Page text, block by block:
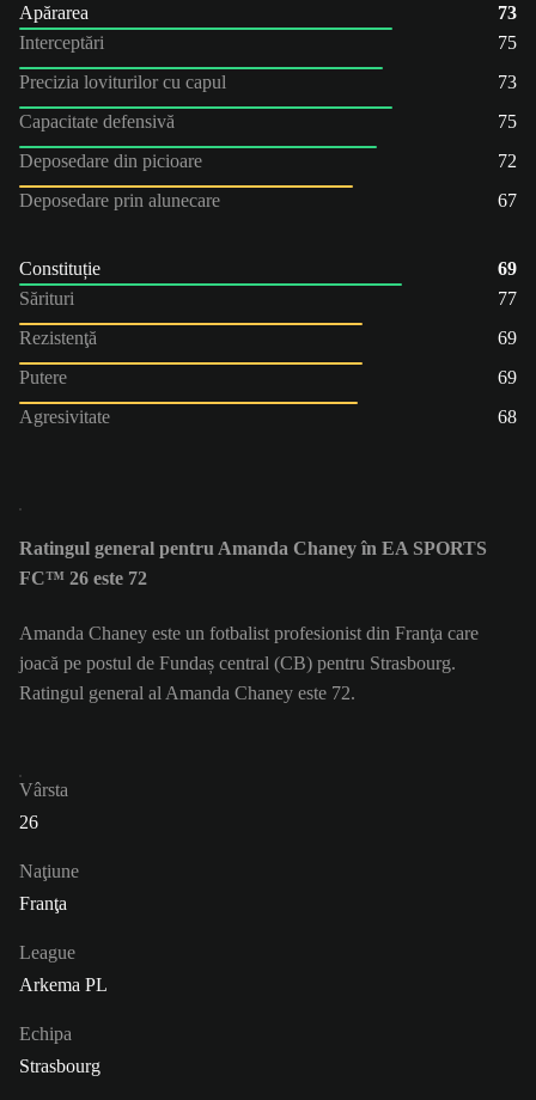
Apărarea
73
Interceptări
75
Precizia loviturilor cu capul
73
Capacitate defensivă
75
Deposedare din picioare
72
Deposedare prin alunecare
67
Constituție
69
Sărituri
77
Rezistenţă
69
Putere
69
Agresivitate
68
Ratingul general pentru Amanda Chaney în EA SPORTS
FC™ 26 este 72
Amanda Chaney este un fotbalist profesionist din Franţa care
joacă pe postul de Fundaș central (CB) pentru Strasbourg.
Ratingul general al Amanda Chaney este 72.
Vârsta
26
Naţiune
Franţa
League
Arkema PL
Echipa
Strasbourg